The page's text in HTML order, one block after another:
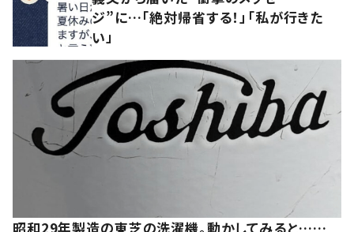
ジ”に…「絶対帰省する！」「私が行きた
い」
昭和29年製造の東芝の洗濯機。動かしてみると……